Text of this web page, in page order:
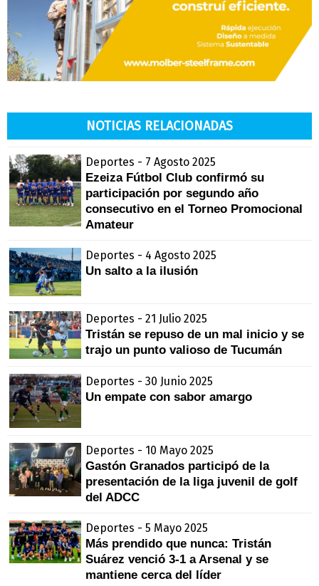
NOTICIAS RELACIONADAS
Deportes - 7 Agosto 2025
Ezeiza Fútbol Club confirmó su
participación por segundo año
consecutivo en el Torneo Promocional
Amateur
Deportes - 4 Agosto 2025
Un salto a la ilusión
Deportes - 21 Julio 2025
Tristán se repuso de un mal inicio y se
trajo un punto valioso de Tucumán
Deportes - 30 Junio 2025
Un empate con sabor amargo
Deportes - 10 Mayo 2025
Gastón Granados participó de la
presentación de la liga juvenil de golf
del ADCC
Deportes - 5 Mayo 2025
Más prendido que nunca: Tristán
Suárez venció 3-1 a Arsenal y se
mantiene cerca del líder